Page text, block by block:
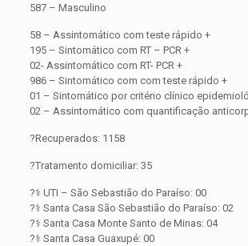
587 – Masculino
58 – Assintomático com teste rápido +
195 – Sintomático com RT – PCR +
02- Assintomático com RT- PCR +
986 – Sintomático com com teste rápido +
01 – Sintomático por critério clínico
02 – Assintomático com quantificação
?Recuperados: 1158
?Tratamento domiciliar: 35
?‍⚕️ UTI – São Sebastião do Paraíso: 00
?‍⚕️ Santa Casa São Sebastião do Paraíso: 02
?‍⚕️ Santa Casa Monte Santo de Minas: 04
?‍⚕️ Santa Casa Guaxupé: 00